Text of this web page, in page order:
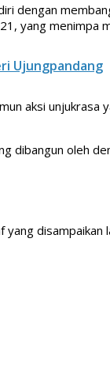
dengan
yang menimpa
Ujungpandang
aksi
dibangun oleh